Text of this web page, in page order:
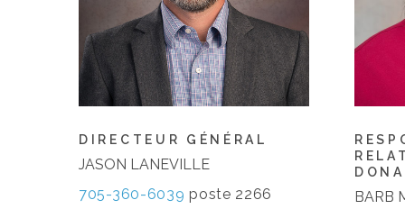
DIRECTEUR GÉNÉRAL
JASON LANEVILLE
705-360-6039 poste 2266
BARB